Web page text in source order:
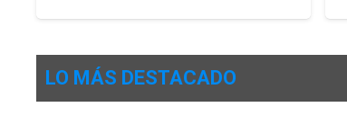
LO MÁS DESTACADO